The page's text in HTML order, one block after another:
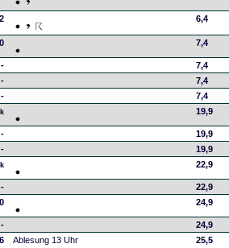
6,4
7,4
-
7,4
-
7,4
-
7,4
k 19,9
-
19,9
-
19,9
k 22,9
-
22,9
24,9
-
24,9
Ablesung 13 Uhr 25,5